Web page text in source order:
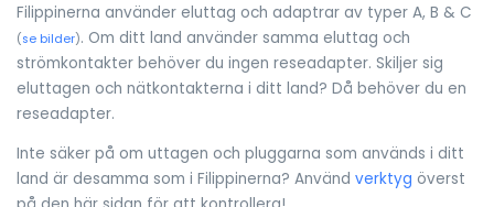
Filippinerna använder eluttag och adaptrar av typer A, B & C
(se bilder). Om ditt land använder samma eluttag och
strömkontakter behöver du ingen reseadapter. Skiljer sig
eluttagen och nätkontakterna i ditt land? Då behöver du en
reseadapter.
Inte säker på om uttagen och pluggarna som används i ditt
land är desamma som i Filippinerna? Använd verktyg överst